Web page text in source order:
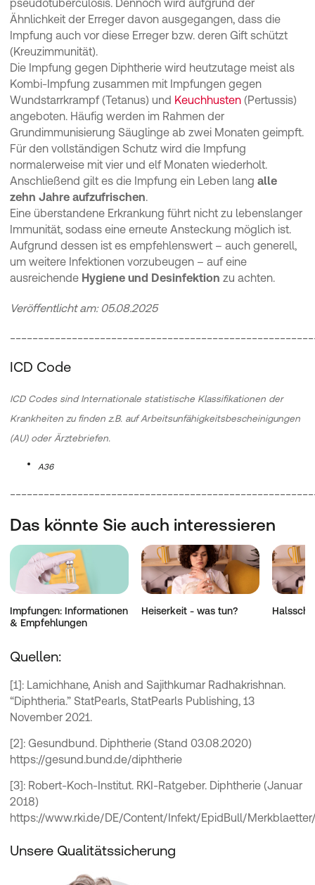
Ähnlichkeit der Erreger davon ausgegangen, dass die
Impfung auch vor diese Erreger bzw. deren Gift schützt
(Kreuzimmunität).
Die Impfung gegen Diphtherie wird heutzutage meist als
Kombi-Impfung zusammen mit Impfungen gegen
Wundstarrkrampf (Tetanus) und Keuchhusten (Pertussis)
angeboten. Häufig werden im Rahmen der
Grundimmunisierung Säuglinge ab zwei Monaten geimpft.
Für den vollständigen Schutz wird die Impfung
normalerweise mit vier und elf Monaten wiederholt.
Anschließend gilt es die Impfung ein Leben lang alle
zehn Jahre aufzufrischen
Eine überstandene Erkrankung führt nicht zu lebenslanger
Immunität, sodass eine erneute Ansteckung möglich ist.
Aufgrund dessen ist es empfehlenswert – auch generell,
um weitere Infektionen vorzubeugen – auf eine
ausreichende Hygiene und Desinfektion zu achten.
Veröffentlicht am: 05.08.2025
ICD Code
ICD Codes sind Internationale statistische Klassifikationen der
Krankheiten zu finden z.B. auf Arbeitsunfähigkeitsbescheinigungen
(AU) oder Ärztebriefen.
A36
Das könnte Sie auch interessieren
Impfungen: Informationen
& Empfehlungen
Heiserkeit - was tun?
Quellen:
[1]: Lamichhane, Anish and Sajithkumar Radhakrishnan.
“Diphtheria.” StatPearls, StatPearls Publishing, 13
November 2021.
[2]: Gesundbund. Diphtherie (Stand 03.08.2020)
https://gesund.bund.de/diphtherie
[3]: Robert-Koch-Institut. RKI-Ratgeber. Diphtherie (Januar
2018)
https://www.rki.de/DE/Content/Infekt/EpidBull/
Unsere Qualitätssicherung